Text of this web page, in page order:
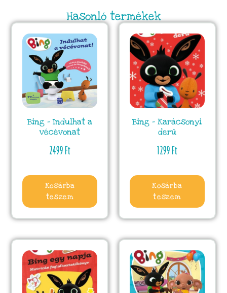
Hasonló termékek
Bing – Indulhat a
vécévonat
2499Ft
Kosárba
teszem
Bing – Karácsonyi
derű
1299Ft
Kosárba
teszem